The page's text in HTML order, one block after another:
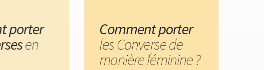
porter
en
Comment porter
les Converse de
manière féminine ?